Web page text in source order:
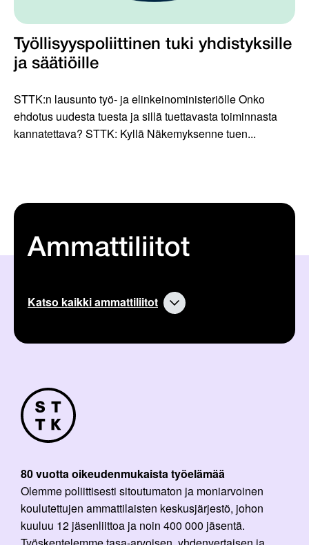
Työllisyyspoliittinen tuki yhdistyksille
ja säätiöille
STTK:n lausunto työ- ja elinkeinoministeriölle Onko
ehdotus uudesta tuesta ja sillä tuettavasta toiminnasta
kannatettava? STTK: Kyllä Näkemyksenne tuen...
Ammattiliitot
Katso kaikki ammattiliitot
80 vuotta oikeudenmukaista työelämää
Olemme poliittisesti sitoutumaton ja moniarvoinen
koulutettujen ammattilaisten keskusjärjestö, johon
kuuluu 12 jäsenliittoa ja noin 400 000 jäsentä.